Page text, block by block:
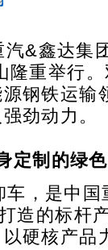
&鑫达集
隆重举行
钢铁运输
劲动力。
定制的绿
，是中
造的标杆
硬核产品